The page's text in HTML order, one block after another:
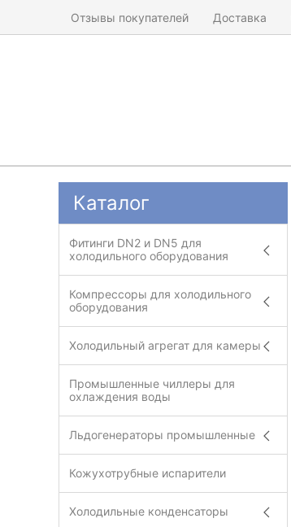
Отзывы покупателей Доставка
Каталог
Фитинги DN2 и DN5 для
холодильного оборудования
Компрессоры для холодильного
оборудования
Холодильный агрегат для камеры
Промышленные чиллеры для
охлаждения воды
Льдогенераторы промышленные
Кожухотрубные испарители
Холодильные конденсаторы